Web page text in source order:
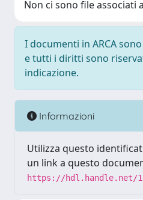
Non ci sono file associati
I documenti in ARCA
e tutti i diritti sono
indicazione.
Informazioni
Utilizza questo
un link a questo
https://hdl.handle.net/